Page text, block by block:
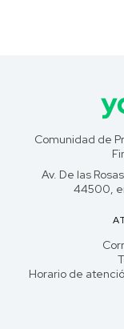
Comunidad de
Av. De las
44500,
Horario de